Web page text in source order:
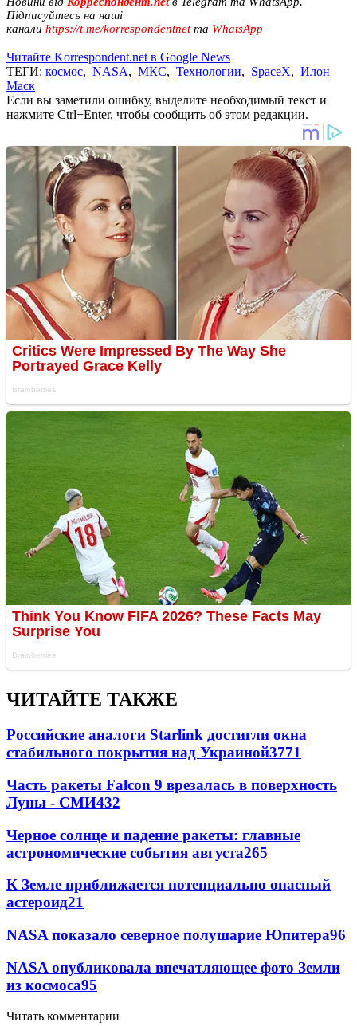
Підписуйтесь на наші
канали https://t.me/korrespondentnetта WhatsApp
Читайте Korrespondent.net в Google News
ТЕГИ: космос, NASA, МКС, Технологии, SpaceX, Илон
Маск
Если вы заметили ошибку, выделите необходимый текст и
нажмите Ctrl+Enter, чтобы сообщить об этом редакции.
ЧИТАЙТЕ ТАКЖЕ
Российские аналоги Starlink достигли окна
стабильного покрытия над Украиной3771
Часть ракеты Falcon 9 врезалась в поверхность
Луны - СМИ432
Черное солнце и падение ракеты: главные
астрономические события августа265
К Земле приближается потенциально опасный
астероид21
NASA показало северное полушарие Юпитера96
NASA опубликовала впечатляющее фото Земли
из космоса95
Читать комментарии